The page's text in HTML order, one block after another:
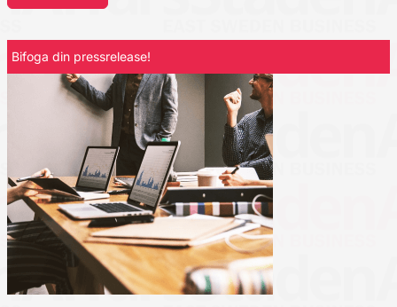
Bifoga din pressrelease!